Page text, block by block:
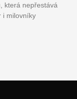
která nepřestává
i milovníky